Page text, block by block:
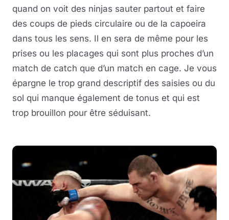
quand on voit des ninjas sauter partout et faire
des coups de pieds circulaire ou de la capoeira
dans tous les sens. Il en sera de même pour les
prises ou les placages qui sont plus proches d’un
match de catch que d’un match en cage. Je vous
épargne le trop grand descriptif des saisies ou du
sol qui manque également de tonus et qui est
trop brouillon pour être séduisant.